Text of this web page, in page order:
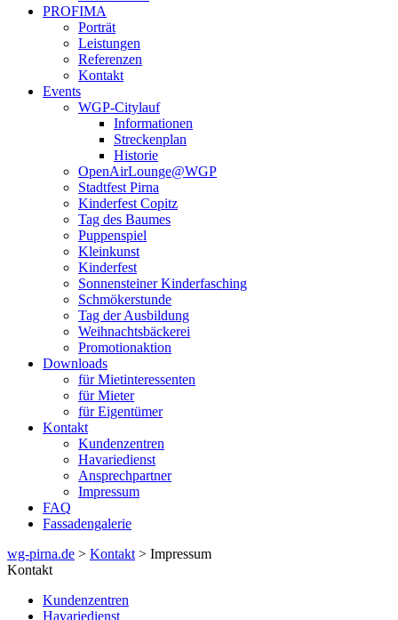
PROFIMA
Porträt
Leistungen
Referenzen
Kontakt
Events
WGP-Citylauf
Informationen
Streckenplan
Historie
OpenAirLounge@WGP
Stadtfest Pirna
Kinderfest Copitz
Tag des Baumes
Puppenspiel
Kleinkunst
Kinderfest
Sonnensteiner Kinderfasching
Schmökerstunde
Tag der Ausbildung
Weihnachtsbäckerei
Promotionaktion
Downloads
für Mietinteressenten
für Mieter
für Eigentümer
Kontakt
Kundenzentren
Havariedienst
Ansprechpartner
Impressum
FAQ
Fassadengalerie
wg-pirna.de > Kontakt > Impressum
Kontakt
Kundenzentren
Havariedienst